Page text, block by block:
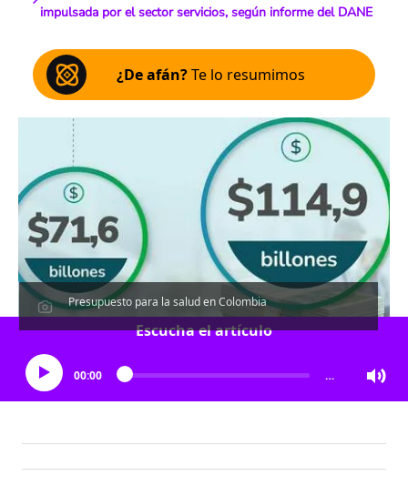
impulsada por el sector servicios, según informe del DANE
¿De afán?Te lo resumimos
Presupuesto para la salud en Colombia
Escucha el artículo
00:00 …